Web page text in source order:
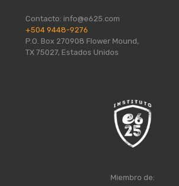
Contacto: info@e625.com
+504 9448-9276
P.O. Box 270908 Flower Mound,
TX 75027, Estados Unidos
Miembro de: